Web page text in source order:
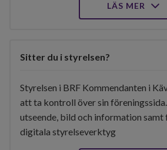
LÄS MER
Sitter du i styrelsen?
Styrelsen i BRF Kommendanten i
att ta kontroll över sin
utseende, bild och information
digitala styrelseverktyg